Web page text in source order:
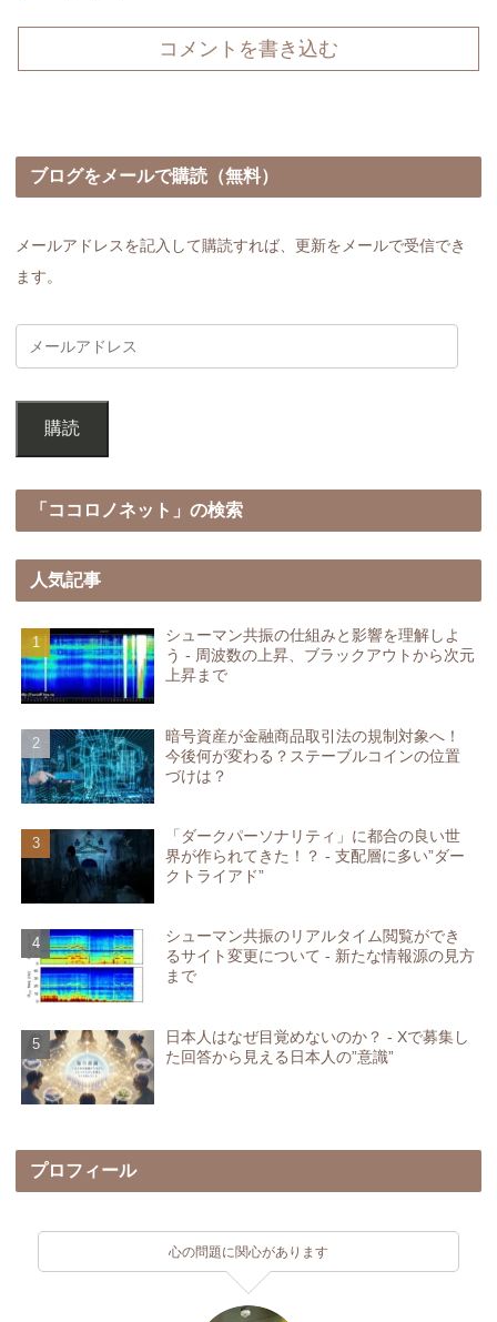
コメントを書き込む
ブログをメールで購読（無料）
メールアドレスを記入して購読すれば、更新をメールで受信でき
ます。
購読
「ココロノネット」の検索
人気記事
シューマン共振の仕組みと影響を理解しよ
う - 周波数の上昇、ブラックアウトから次元
上昇まで
暗号資産が金融商品取引法の規制対象へ！
今後何が変わる？ステーブルコインの位置
づけは？
「ダークパーソナリティ」に都合の良い世
界が作られてきた！？ - 支配層に多い”ダー
クトライアド”
シューマン共振のリアルタイム閲覧ができ
るサイト変更について - 新たな情報源の見方
まで
日本人はなぜ目覚めないのか？ - Xで募集し
た回答から見える日本人の”意識”
プロフィール
心の問題に関心があります